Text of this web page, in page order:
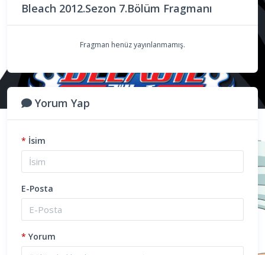
Bleach 2012.Sezon 7.Bölüm Fragmanı
Fragman henüz yayınlanmamış.
Yorum Yap
* İsim
E-Posta
* Yorum